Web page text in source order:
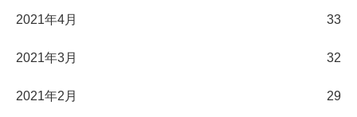
2021年4月 33
2021年3月 32
2021年2月 29